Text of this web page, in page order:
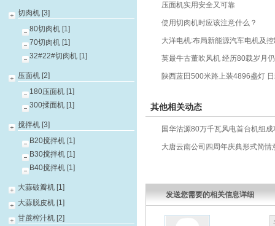
切肉机 [3]
80切肉机 [1]
70切肉机 [1]
32#22#切肉机 [1]
压面机 [2]
180压面机 [1]
300揉面机 [1]
搅拌机 [3]
B20搅拌机 [1]
B30搅拌机 [1]
B40搅拌机 [1]
大蒜破瓣机 [1]
大蒜脱皮机 [1]
甘蔗榨汁机 [2]
压面机实用安全又可靠
使用切肉机时应该注意什么？
大洋电机:布局新能源汽车电机及
英最牛古董吹风机 经历80载岁月
陕西蓝田500米路上装4896盏灯
其他相关动态
国华沽源80万千瓦风电首台机组
大唐云南公司四周年庆典形式简情
发送您需要的相关信息详细